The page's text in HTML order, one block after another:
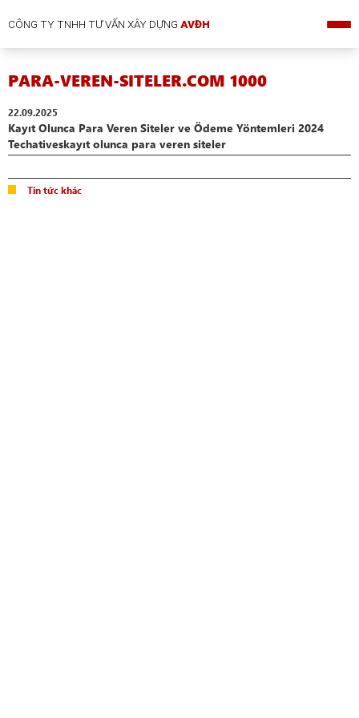
CÔNG TY TNHH TƯ VẤN XÂY DỰNGAVĐH
PARA-VEREN-SITELER.COM 1000
22.09.2025
Kayıt Olunca Para Veren Siteler ve Ödeme Yöntemleri 2024
Techativeskayıt olunca para veren siteler
Tin tức khác